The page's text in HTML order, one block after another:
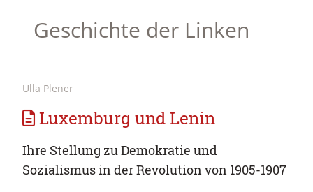
Geschichte der Linken
Ulla Plener
Luxemburg und Lenin
Ihre Stellung zu Demokratie und
Sozialismus in der Revolution von 1905-1907